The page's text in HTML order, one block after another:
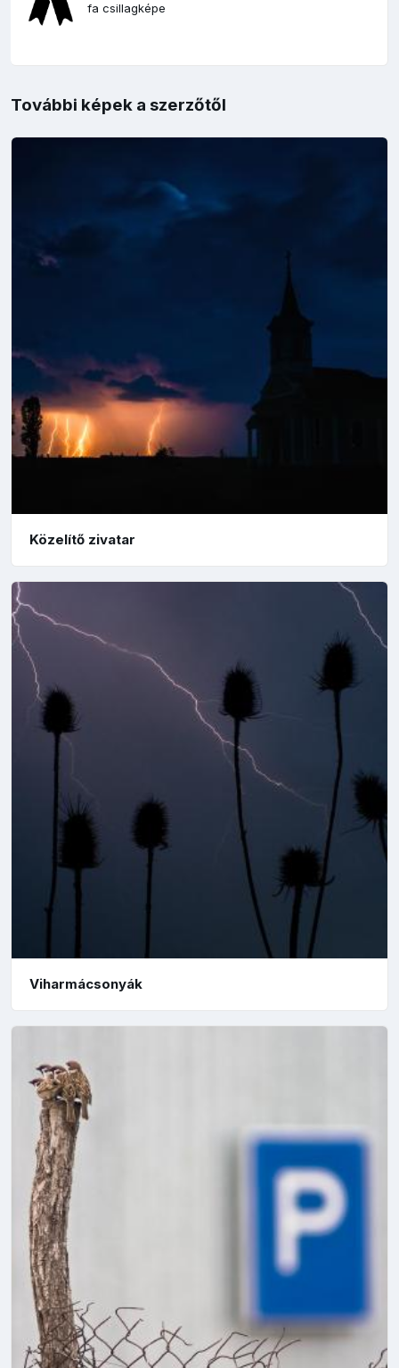
fa csillagképe
További képek a szerzőtől
Közelítő zivatar
Viharmácsonyák